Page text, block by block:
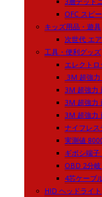
OFC スピ
キッズ用品・遊具
次世代 エ
工具・便利グッズ
エレクト
3M 超強
3M 超強力
3M 超強力
3M 超強力
ナイフレ
実測値
ギボシ端
OBD 2分
4芯ケーブ
HID ヘッドライト